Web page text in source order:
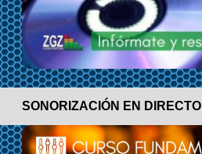
SONORIZACIÓN EN DIRECTO